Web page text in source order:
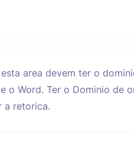
area devem ter o
o Word. Ter o Dominio de
a retorica.